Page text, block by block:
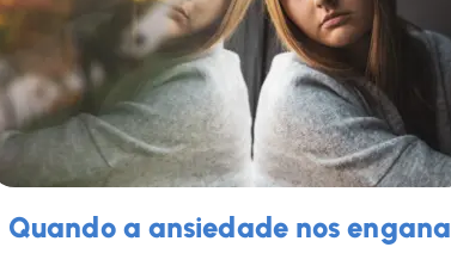
Quando a ansiedade nos engana